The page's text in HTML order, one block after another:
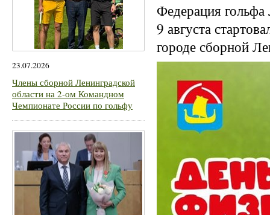
23.07.2026
Члены сборной Ленинградской
области на 2-ом Командном
Чемпионате России по гольфу
Федерация
9 августа
городе сборной